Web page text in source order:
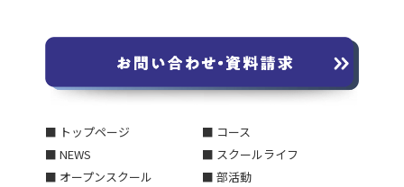
■ トップページ
■ NEWS
■ オープンスクール
■ コース
■ スクールライフ
■ 部活動